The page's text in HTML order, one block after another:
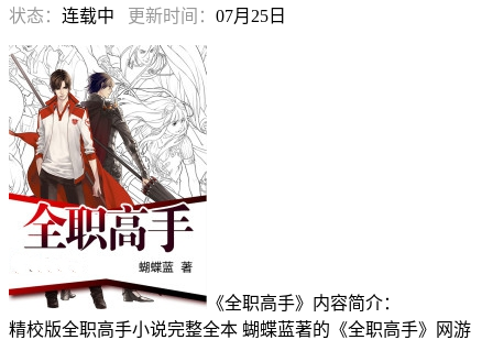
状态： 连载中 更新时间： 07月25日
《全职高手》内容简介：
精校版全职高手小说完整全本 蝴蝶蓝著的《全职高手》网游